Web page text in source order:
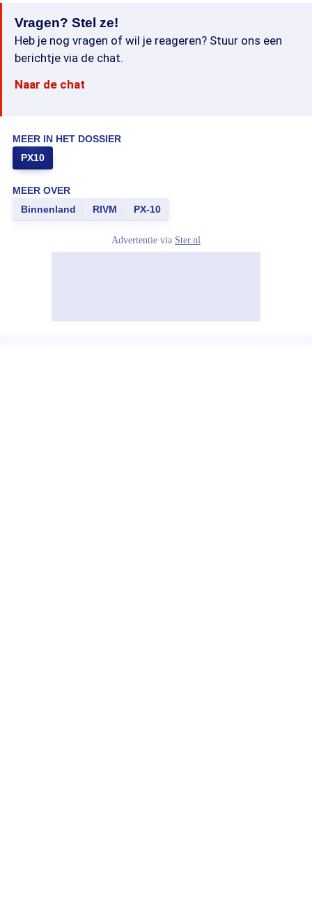
Vragen? Stel ze!
Heb je nog vragen of wil je reageren? Stuur ons een
berichtje via de chat.
Naar de chat
MEER IN HET DOSSIER
PX10
MEER OVER
Binnenland
RIVM PX-10
Advertentie via Ster.nl